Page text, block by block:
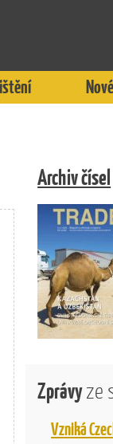
Archiv čísel
Zprávyze